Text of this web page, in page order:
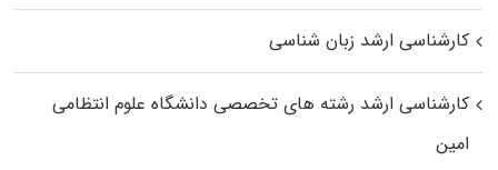
کارشناسی ارشد زبان شناسی
کارشناسی ارشد رﺷﺘﻪ ﻫﺎی تخصصی داﻧﺸﮕﺎه ﻋﻠﻮم انتظامی
اﻣﻴﻦ